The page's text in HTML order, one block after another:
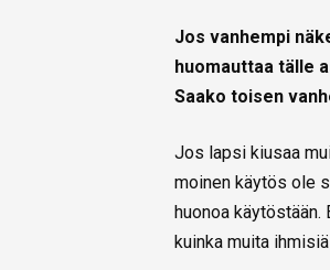
Jos vanhempi
huomauttaa tälle
Saako toisen
Jos lapsi kiusaa
moinen käytös ole
huonoa
kuinka muita